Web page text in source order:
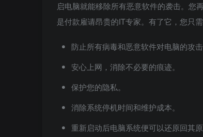
启电脑就能移除所有恶意软件的袭击。您
是付款雇请昂贵的IT专家。有了它，您只
防止所有病毒和恶意软件对电脑的攻击
安心上网，消除不必要的痕迹。
保护您的隐私。
消除系统停机时间和维护成本。
重新启动后电脑系统便可以还原回其原